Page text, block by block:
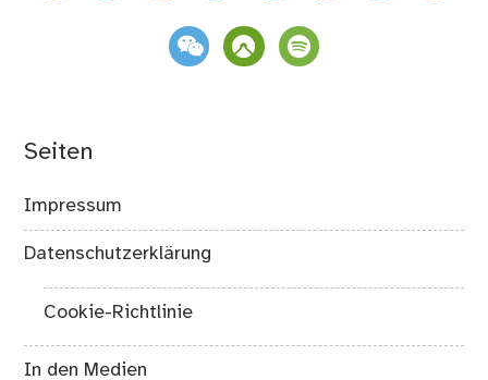
weixin komootspotify
Seiten
Impressum
Datenschutzerklärung
Cookie-Richtlinie
In den Medien